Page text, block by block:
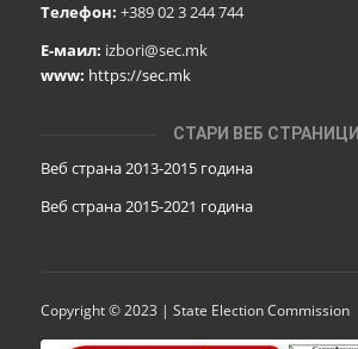
Телефон: +389 02 3 244 744
Е-маил: izbori@sec.mk
www: https://sec.mk
СТАРИ ВЕБ СТРАНИЦИ
Веб страна 2013-2015 година
Веб страна 2015-2021 година
Copyright © 2023 | State Election Commission